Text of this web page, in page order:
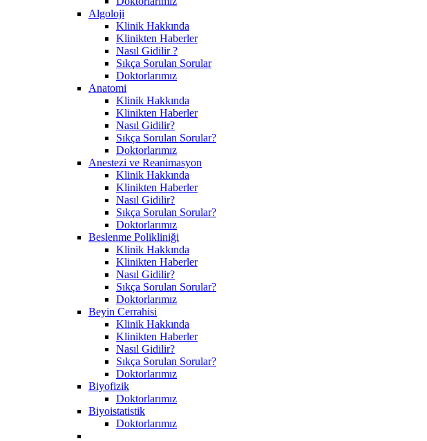
Algoloji
Klinik Hakkında
Klinikten Haberler
Nasıl Gidilir ?
Sıkça Sorulan Sorular
Doktorlarımız
Anatomi
Klinik Hakkında
Klinikten Haberler
Nasıl Gidilir?
Sıkça Sorulan Sorular?
Doktorlarımız
Anestezi ve Reanimasyon
Klinik Hakkında
Klinikten Haberler
Nasıl Gidilir?
Sıkça Sorulan Sorular?
Doktorlarımız
Beslenme Polikliniği
Klinik Hakkında
Klinikten Haberler
Nasıl Gidilir?
Sıkça Sorulan Sorular?
Doktorlarımız
Beyin Cerrahisi
Klinik Hakkında
Klinikten Haberler
Nasıl Gidilir?
Sıkça Sorulan Sorular?
Doktorlarımız
Biyofizik
Doktorlarımız
Biyoistatistik
Doktorlarımız